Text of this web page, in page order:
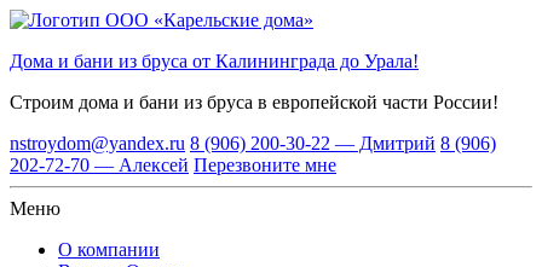
Дома и бани из бруса от Калининграда до Урала!
Строим дома и бани из бруса в европейской части России!
nstroydom@yandex.ru 8 (906) 200-30-22 — Дмитрий 8 (906)
202-72-70 — Алексей Перезвоните мне
Меню
О компании